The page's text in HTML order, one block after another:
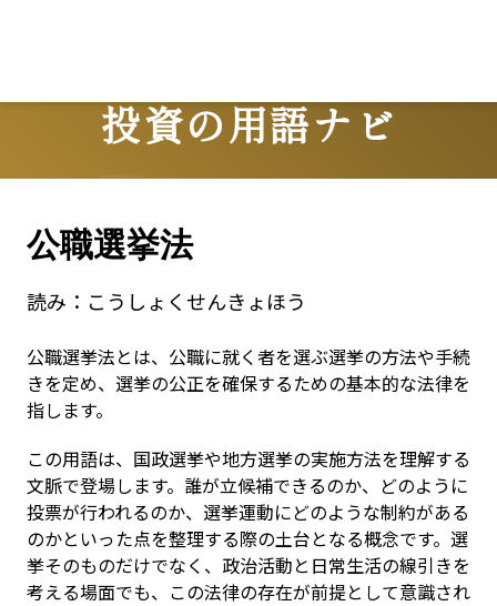
投資の用語ナビ
Terms
公職選挙法
読み： こうしょくせんきょほう
公職選挙法とは、公職に就く者を選ぶ選挙の方法や手続
きを定め、選挙の公正を確保するための基本的な法律を
指します。
この用語は、国政選挙や地方選挙の実施方法を理解する
文脈で登場します。誰が立候補できるのか、どのように
投票が行われるのか、選挙運動にどのような制約がある
のかといった点を整理する際の土台となる概念です。選
挙そのものだけでなく、政治活動と日常生活の線引きを
考える場面でも、この法律の存在が前提として意識され